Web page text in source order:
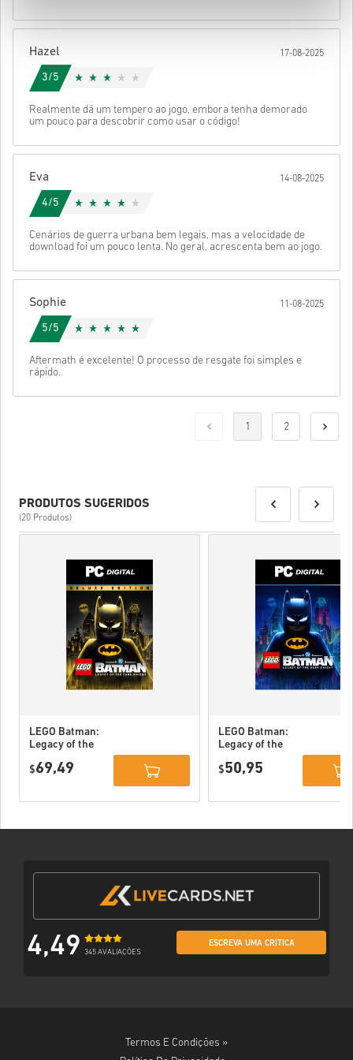
aceder ao teu código.
Hazel 17-08-2025
3/5
Realmente dá um tempero ao jogo, embora tenha demorado
um pouco para descobrir como usar o código!
Eva 14-08-2025
4/5
Cenários de guerra urbana bem legais, mas a velocidade de
download foi um pouco lenta. No geral, acrescenta bem ao jogo.
Sophie 11-08-2025
5/5
Aftermath é excelente! O processo de resgate foi simples e
rápido.
1 2
PRODUTOS SUGERIDOS
(20 Produtos)
LEGO Batman:
Legacy of the
Deluxe Edition
$69,49
LEGO Batman:
Legacy of the
(STEAM) EU
$50,95
4,49 345 AVALIAÇÕES
ESCREVA UMA CRÍTICA
Termos E Condições »